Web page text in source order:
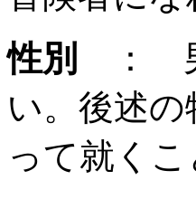
性別
：
い。後述
って就く